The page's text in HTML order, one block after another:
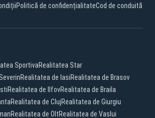
Politică de confidențialitateCod de conduită
SportivaRealitatea Star
Realitatea de IasiRealitatea de Brasov
Realitatea de IlfovRealitatea de Braila
Realitatea de ClujRealitatea de Giurgiu
Realitatea de OltRealitatea de Vaslui